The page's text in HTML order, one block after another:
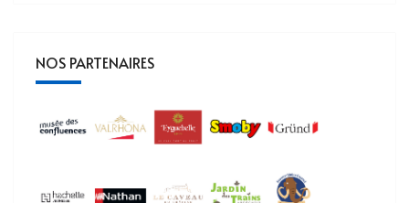
NOS PARTENAIRES